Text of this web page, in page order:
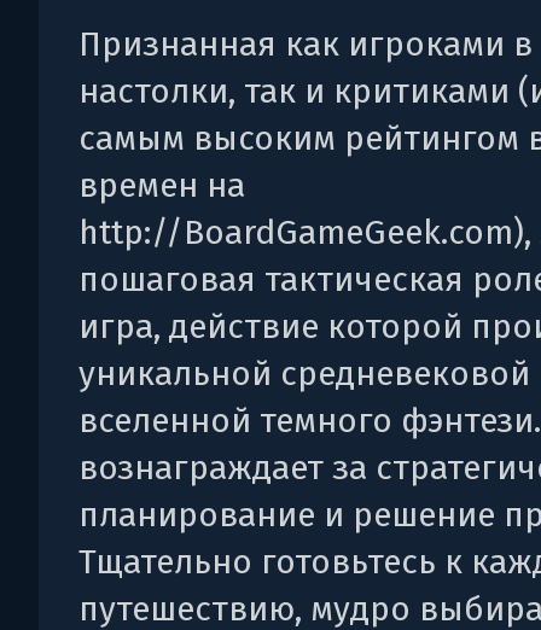
Признанная как игроками в
настолки, так и критиками
самым высоким рейтингом
времен на
http://BoardGameGeek.com),
пошаговая тактическая
игра, действие которой
уникальной средневековой
вселенной темного
вознаграждает за
планирование и решение
Тщательно готовьтесь к
путешествию, мудро